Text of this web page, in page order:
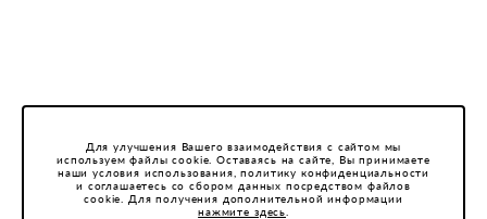
Для улучшения Вашего взаимодействия с сайтом мы
используем файлы cookie. Оставаясь на сайте, Вы принимаете
наши условия использования, политику конфиденциальности
и соглашаетесь со сбором данных посредством файлов
cookie. Для получения дополнительной информации
нажмите здесь